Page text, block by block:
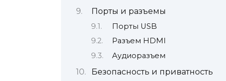
Порты и разъемы
Порты USB
Разъем HDMI
Аудиоразъем
Безопасность и приватность